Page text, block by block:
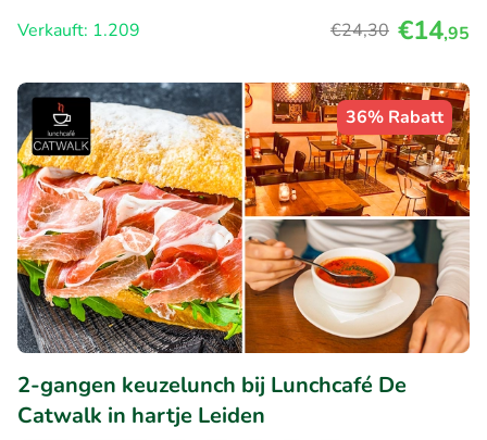
Verkauft: 1.209
€24,30 €14,95
36% Rabatt
2-gangen keuzelunch bij Lunchcafé De
Catwalk in hartje Leiden